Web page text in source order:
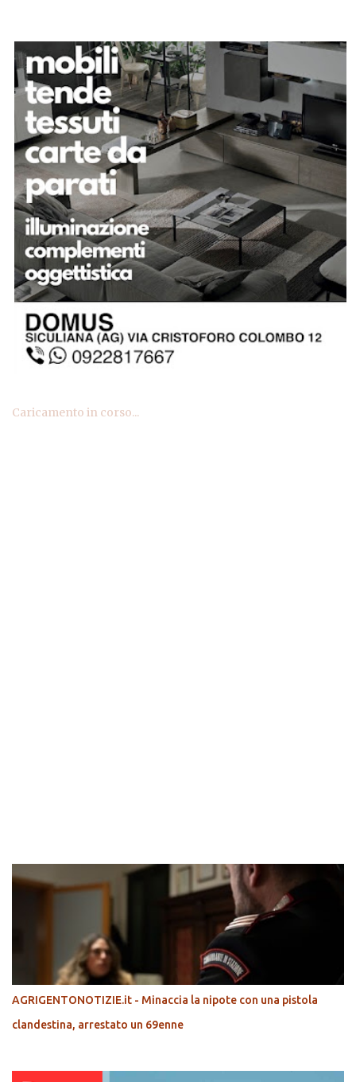
Caricamento in corso...
AGRIGENTONOTIZIE.it - Minaccia la nipote con una pistola
clandestina, arrestato un 69enne